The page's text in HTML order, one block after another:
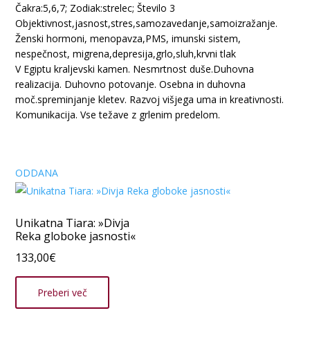
Čakra:5,6,7; Zodiak:strelec; Število 3
Objektivnost,jasnost,stres,samozavedanje,samoizražanje.
Ženski hormoni, menopavza,PMS, imunski sistem,
nespečnost, migrena,depresija,grlo,sluh,krvni tlak
V Egiptu kraljevski kamen. Nesmrtnost duše.Duhovna
realizacija. Duhovno potovanje. Osebna in duhovna
moč.spreminjanje kletev. Razvoj višjega uma in kreativnosti.
Komunikacija. Vse težave z grlenim predelom.
ODDANA
Unikatna Tiara: »Divja
Reka globoke jasnosti«
133,00€
Preberi več